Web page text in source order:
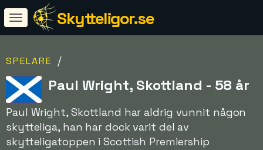
Skytteligor.se
SPELARE /
Paul Wright, Skottland - 58 år
Paul Wright, Skottland har aldrig vunnit någon
skytteliga, han har dock varit del av
skytteligatoppen i Scottish Premiership